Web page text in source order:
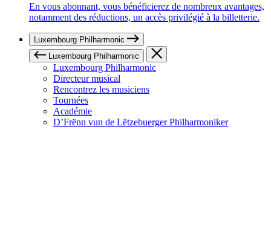
En vous abonnant, vous bénéficierez de nombreux avantages,
notamment des réductions, un accès privilégié à la billetterie.
Luxembourg Philharmonic
Luxembourg Philharmonic
Luxembourg Philharmonic
Directeur musical
Rencontrez les musiciens
Tournées
Académie
D’Frënn vun de Lëtzebuerger Philharmoniker